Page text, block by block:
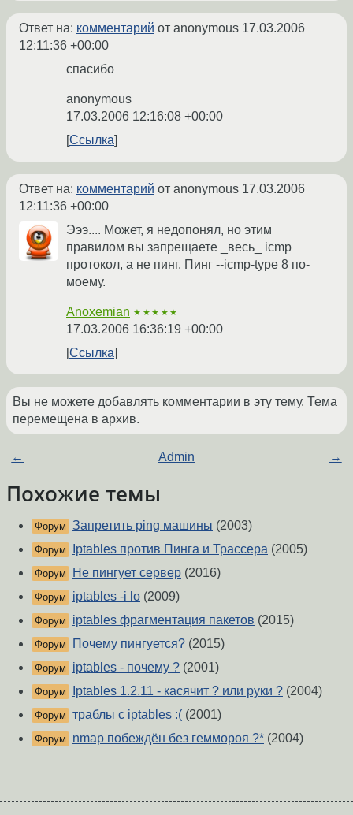
Ответ на: комментарий от anonymous 17.03.2006
12:11:36 +00:00
спасибо
anonymous
17.03.2006 12:16:08 +00:00
Ссылка
Ответ на: комментарий от anonymous 17.03.2006
12:11:36 +00:00
Эээ.... Может, я недопонял, но этим
правилом вы запрещаете _весь_ icmp
протокол, а не пинг. Пинг --icmp-type 8 по-
моему.
Anoxemian ★★★★★
17.03.2006 16:36:19 +00:00
Ссылка
Вы не можете добавлять комментарии в эту тему. Тема
перемещена в архив.
← Admin →
Похожие темы
Форум Запретить ping машины (2003)
Форум Iptables против Пинга и Трассера (2005)
Форум Не пингует сервер (2016)
Форум iptables -i lo (2009)
Форум iptables фрагментация пакетов (2015)
Форум Почему пингуется? (2015)
Форум iptables - почему ? (2001)
Форум Iptables 1.2.11 - касячит ? или руки ? (2004)
Форум траблы с iptables :( (2001)
Форум nmap побеждён без геммороя ?* (2004)